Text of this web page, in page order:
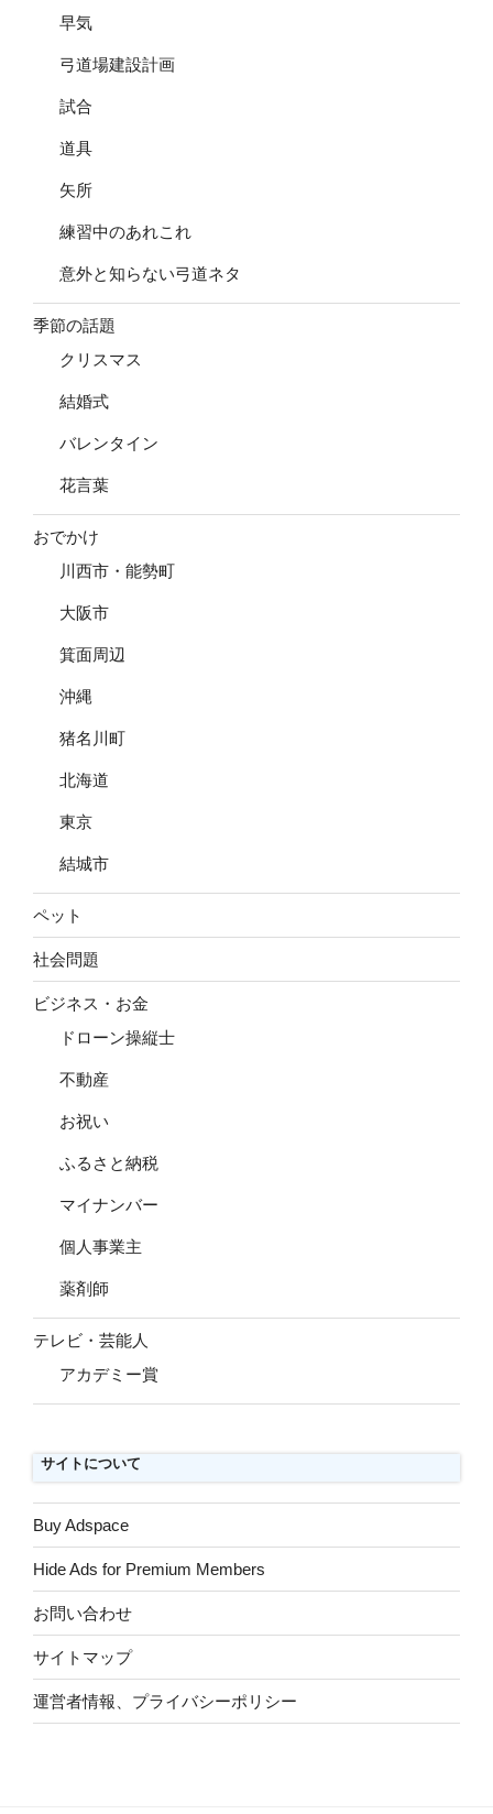
早気
弓道場建設計画
試合
道具
矢所
練習中のあれこれ
意外と知らない弓道ネタ
季節の話題
クリスマス
結婚式
バレンタイン
花言葉
おでかけ
川西市・能勢町
大阪市
箕面周辺
沖縄
猪名川町
北海道
東京
結城市
ペット
社会問題
ビジネス・お金
ドローン操縦士
不動産
お祝い
ふるさと納税
マイナンバー
個人事業主
薬剤師
テレビ・芸能人
アカデミー賞
サイトについて
Buy Adspace
Hide Ads for Premium Members
お問い合わせ
サイトマップ
運営者情報、プライバシーポリシー